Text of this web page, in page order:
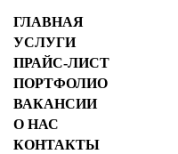
ГЛАВНАЯ
УСЛУГИ
ПРАЙС-ЛИСТ
ПОРТФОЛИО
ВАКАНСИИ
О НАС
КОНТАКТЫ